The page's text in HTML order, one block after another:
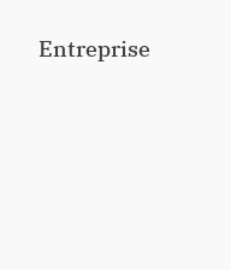
Entreprise